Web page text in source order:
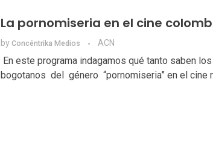
La pornomiseria en el cine
by Concéntrika Medios ACN
En este programa indagamos qué tanto saben los
bogotanos del género “pornomiseria” en el cine